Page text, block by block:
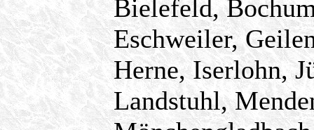
Bielefeld,
Eschweiler,
Herne, Iserlohn,
Landstuhl,